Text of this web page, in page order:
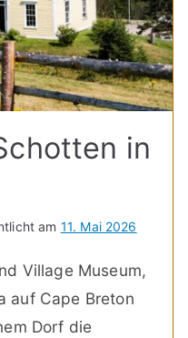
in
am 11. Mai 2026
Village Museum,
auf Cape Breton
Dorf die